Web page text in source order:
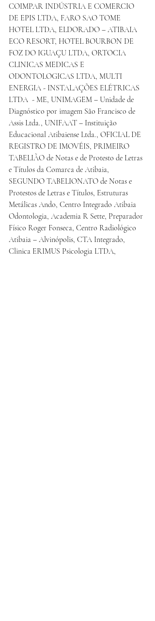
COIMPAR INDÚSTRIA E COMERCIO
DE EPIS LTDA, FARO SAO TOME
HOTEL LTDA, ELDORADO – ATIBAIA
ECO RESORT, HOTEL BOURBON DE
FOZ DO IGUAÇU LTDA, ORTOCIA
CLINICAS MEDICAS E
ODONTOLOGICAS LTDA, MULTI
ENERGIA - INSTALAÇÕES ELÉTRICAS
LTDA - ME, UNIMAGEM – Unidade de
Diagnóstico por imagem São Francisco de
Assis Ltda., UNIFAAT – Instituição
Educacional Atibaiense Ltda., OFICIAL DE
REGISTRO DE IMOVÉIS, PRIMEIRO
TABELIÃO de Notas e de Protesto de Letras
e Títulos da Comarca de Atibaia,
SEGUNDO TABELIONATO de Notas e
Protestos de Letras e Títulos, Estruturas
Metálicas Ando, Centro Integrado Atibaia
Odontologia, Academia R Sette, Preparador
Físico Roger Fonseca, Centro Radiológico
Atibaia – Alvinópolis, CTA Integrado,
Clinica ERIMUS Psicologia LTDA,